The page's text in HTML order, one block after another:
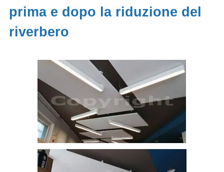
prima e dopo la riduzione del
riverbero